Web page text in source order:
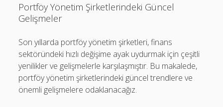
Portföy Yönetim Şirketlerindeki Güncel
Gelişmeler
Son yıllarda portföy yönetim şirketleri, finans
sektöründeki hızlı değişime ayak uydurmak için çeşitli
yenilikler ve gelişmelerle karşılaşmıştır. Bu makalede,
portföy yönetim şirketlerindeki güncel trendlere ve
önemli gelişmelere odaklanacağız.